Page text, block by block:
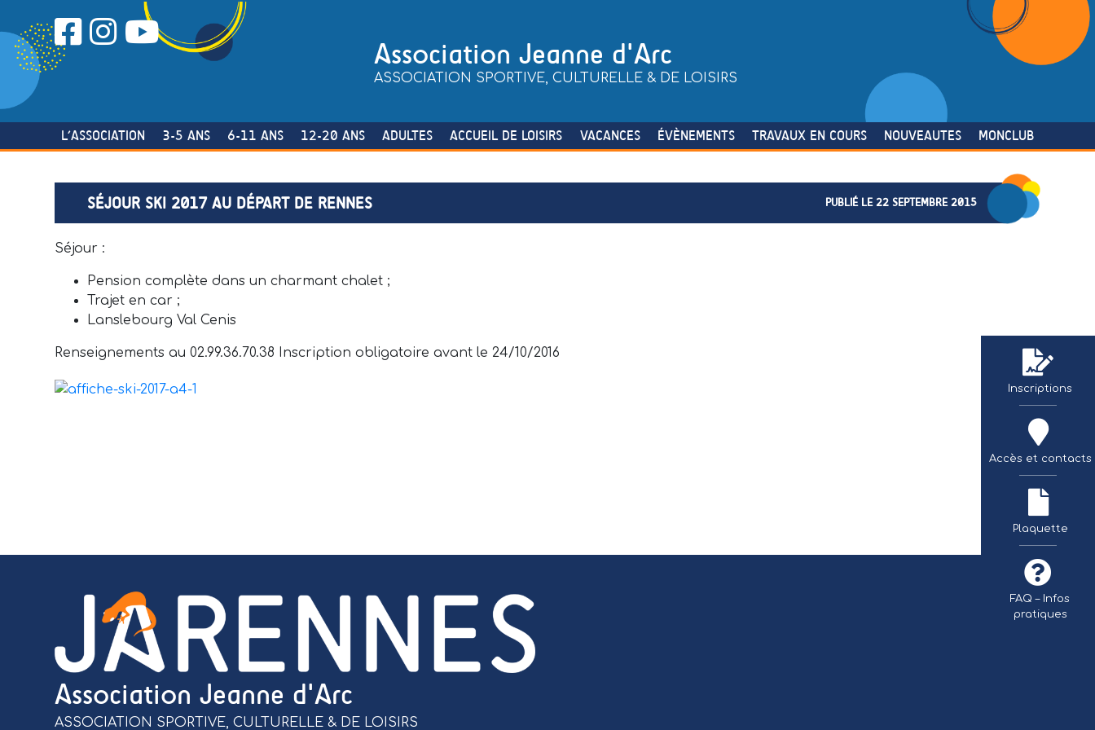
to
content
Association Jeanne d'Arc
ASSOCIATION SPORTIVE, CULTURELLE & DE LOISIRS
L’ASSOCIATION 3-5 ANS 6-11 ANS 12-20 ANS ADULTES ACCUEIL DE LOISIRS VACANCES ÉVÈNEMENTS TRAVAUX EN COURS NOUVEAUTES MONCLUB
SÉJOUR SKI 2017 AU DÉPART DE RENNES PUBLIÉ LE 22 SEPTEMBRE 2015
Séjour :
Pension complète dans un charmant chalet ;
Trajet en car ;
Lanslebourg Val Cenis
Renseignements au 02.99.36.70.38 Inscription obligatoire avant le 24/10/2016
Inscriptions
Accès et contacts
Plaquette
FAQ – Infos
pratiques
Association Jeanne d'Arc
ASSOCIATION SPORTIVE, CULTURELLE & DE LOISIRS